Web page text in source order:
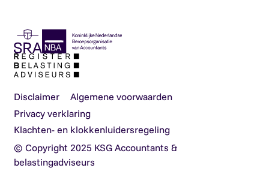
Disclaimer
Algemene voorwaarden
Privacy verklaring
Klachten- en klokkenluidersregeling
© Copyright 2025 KSG Accountants &
belastingadviseurs